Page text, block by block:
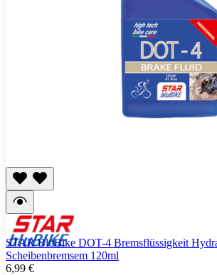
STAR BluBike DOT-4 Bremsflüssigkeit
Scheibenbremsem 120ml
6,99 €